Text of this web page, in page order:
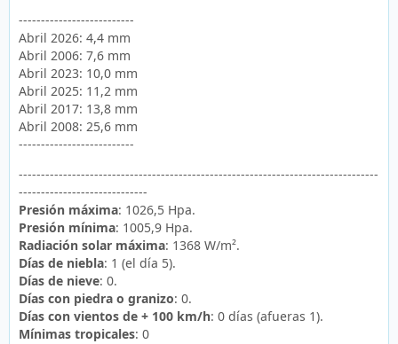
--------------------------
Abril 2026: 4,4 mm
Abril 2006: 7,6 mm
Abril 2023: 10,0 mm
Abril 2025: 11,2 mm
Abril 2017: 13,8 mm
Abril 2008: 25,6 mm
--------------------------
---------------------------------------------------------------------------------
-----------------------------
Presión máxima: 1026,5 Hpa.
Presión mínima: 1005,9 Hpa.
Radiación solar máxima: 1368 W/m².
Días de niebla: 1 (el día 5).
Días de nieve: 0.
Días con piedra o granizo: 0.
Días con vientos de + 100 km/h: 0 días (afueras 1).
Mínimas tropicales: 0